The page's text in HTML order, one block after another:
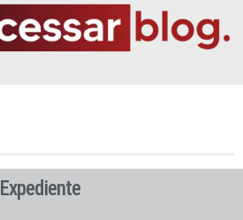
Expediente